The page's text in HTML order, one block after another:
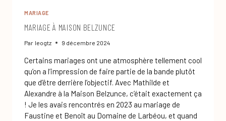
MARIAGE
MARIAGE À MAISON BELZUNCE
Par leogtz 9 décembre 2024
Certains mariages ont une atmosphère tellement cool
qu’on a l’impression de faire partie de la bande plutôt
que d’être derrière l’objectif. Avec Mathilde et
Alexandre à la Maison Belzunce, c’était exactement ça
! Je les avais rencontrés en 2023 au mariage de
Faustine et Benoît au Domaine de Larbéou, et quand